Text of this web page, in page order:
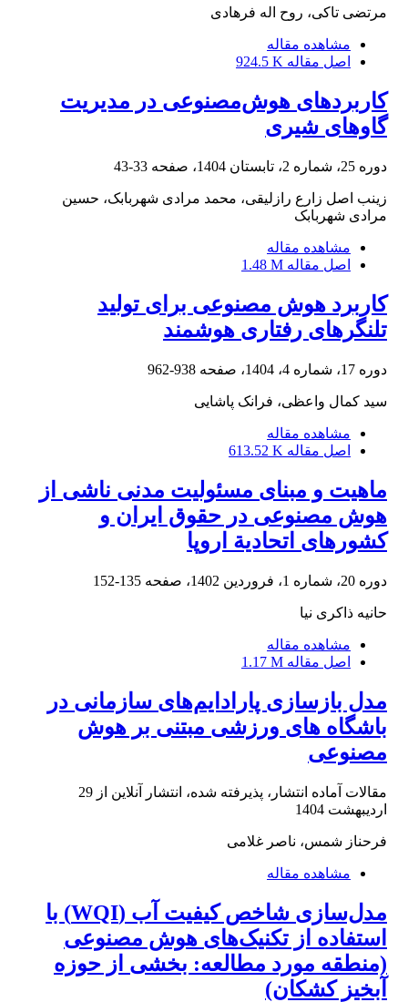
مرتضی تاکی، روح اله فرهادی
مشاهده مقاله
اصل مقاله 924.5 K
کاربردهای هوش‌مصنوعی در مدیریت
گاوهای شیری
دوره 25، شماره 2، تابستان 1404، صفحه 33-43
زینب اصل زارع رازلیقی، محمد مرادی شهربابک، حسین
مرادی شهربابک
مشاهده مقاله
اصل مقاله 1.48 M
کاربرد هوش مصنوعی برای تولید
تلنگرهای رفتاری هوشمند
دوره 17، شماره 4، 1404، صفحه 938-962
سید کمال واعظی، فرانک پاشایی
مشاهده مقاله
اصل مقاله 613.52 K
ماهیت و مبنای مسئولیت مدنی ناشی از
هوش مصنوعی در حقوق ایران و
کشورهای اتحادیة اروپا
دوره 20، شماره 1، فروردین 1402، صفحه 135-152
حانیه ذاکری نیا
مشاهده مقاله
اصل مقاله 1.17 M
مدل بازسازی پارادایم‌های سازمانی در
باشگاه های ورزشی مبتنی بر هوش
مصنوعی
مقالات آماده انتشار، پذیرفته شده، انتشار آنلاین از 29
اردیبهشت 1404
فرحناز شمس، ناصر غلامی
مشاهده مقاله
مدل‌سازی شاخص کیفیت آب (WQI) با
استفاده از تکنیک‌های هوش مصنوعی
(منطقه مورد مطالعه: بخشی از حوزه
آبخیز کشکان)